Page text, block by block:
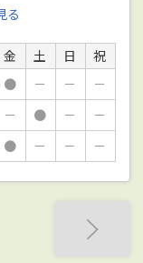
る
金 土 日
祝
● － －
－
－ ● －
－
● － － －